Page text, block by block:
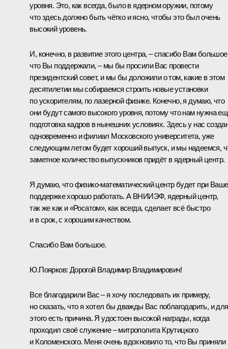
уровня. Это, как всегда, было в ядерном оружии, потому
что здесь должно быть чётко и ясно, чтобы это был очень
высокий уровень.
И, конечно, в развитие этого центра, – спасибо Вам
что Вы поддержали, – мы бы просили Вас провести
президентский совет, и мы бы доложили о том, какие в этом
десятилетии мы собираемся строить новые установки
по ускорителям, по лазерной физике. Конечно, я думаю, что
они будут самого высокого уровня, потому что нам нужна
подготовка кадров в нынешних условиях. Здесь у нас
одновременно и филиал Московского университета, уже
следующим летом будет хороший выпуск, и мы надеемся,
заметное количество выпускников придёт в ядерный центр.
Я думаю, что физико-математический центр будет при
поддержке хорошо работать. А ВНИИЭФ, ядерный центр,
так же как и «Росатом», как всегда, сделает всё быстро
и в срок, с хорошим качеством.
Спасибо Вам большое.
Ю.Поярков: Дорогой Владимир Владимирович!
Все благодарили Вас – я хочу последовать их примеру,
но сказать, что я хотел бы дважды Вас поблагодарить, и для
этого есть причина. Я удостоен высокой награды, когда
проходил своё служение – митрополита Крутицкого
и Коломенского. Меня очень вдохновило то, что Вы приняли